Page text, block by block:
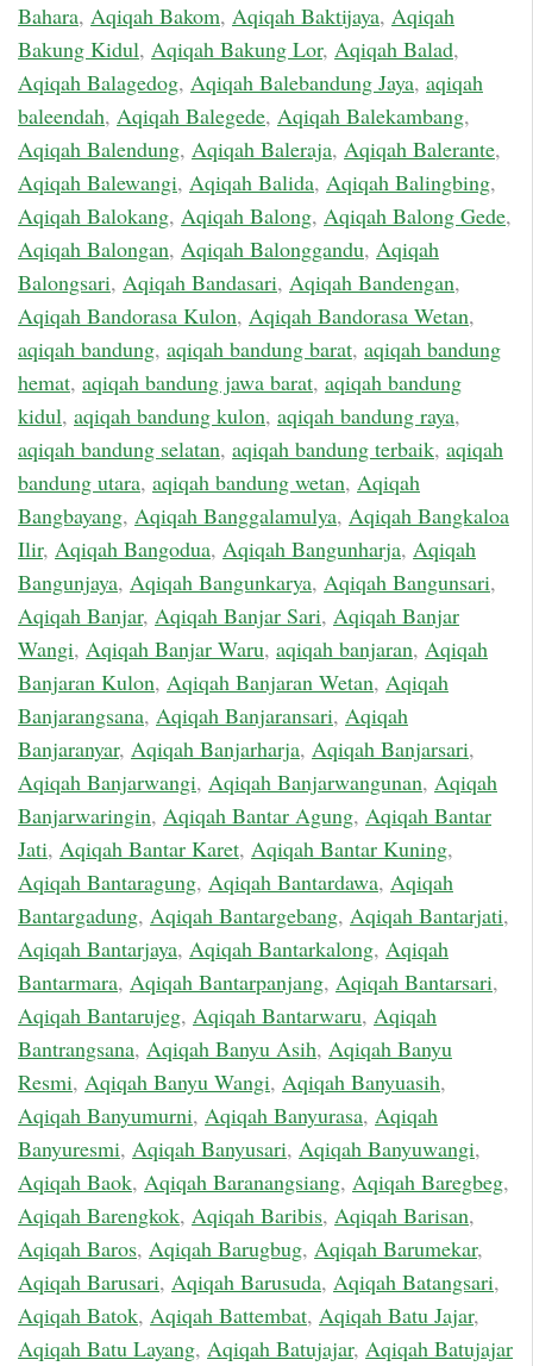
Bahara, Aqiqah Bakom, Aqiqah Baktijaya, Aqiqah
Bakung Kidul, Aqiqah Bakung Lor, Aqiqah Balad,
Aqiqah Balagedog, Aqiqah Balebandung Jaya, aqiqah
baleendah, Aqiqah Balegede, Aqiqah Balekambang,
Aqiqah Balendung, Aqiqah Baleraja, Aqiqah Balerante,
Aqiqah Balewangi, Aqiqah Balida, Aqiqah Balingbing,
Aqiqah Balokang, Aqiqah Balong, Aqiqah Balong Gede,
Aqiqah Balongan, Aqiqah Balonggandu, Aqiqah
Balongsari, Aqiqah Bandasari, Aqiqah Bandengan,
Aqiqah Bandorasa Kulon, Aqiqah Bandorasa Wetan,
aqiqah bandung, aqiqah bandung barat, aqiqah bandung
hemat, aqiqah bandung jawa barat, aqiqah bandung
kidul, aqiqah bandung kulon, aqiqah bandung raya,
aqiqah bandung selatan, aqiqah bandung terbaik, aqiqah
bandung utara, aqiqah bandung wetan, Aqiqah
Bangbayang, Aqiqah Banggalamulya, Aqiqah Bangkaloa
Ilir, Aqiqah Bangodua, Aqiqah Bangunharja, Aqiqah
Bangunjaya, Aqiqah Bangunkarya, Aqiqah Bangunsari,
Aqiqah Banjar, Aqiqah Banjar Sari, Aqiqah Banjar
Wangi, Aqiqah Banjar Waru, aqiqah banjaran, Aqiqah
Banjaran Kulon, Aqiqah Banjaran Wetan, Aqiqah
Banjarangsana, Aqiqah Banjaransari, Aqiqah
Banjaranyar, Aqiqah Banjarharja, Aqiqah Banjarsari,
Aqiqah Banjarwangi, Aqiqah Banjarwangunan, Aqiqah
Banjarwaringin, Aqiqah Bantar Agung, Aqiqah Bantar
Jati, Aqiqah Bantar Karet, Aqiqah Bantar Kuning,
Aqiqah Bantaragung, Aqiqah Bantardawa, Aqiqah
Bantargadung, Aqiqah Bantargebang, Aqiqah Bantarjati,
Aqiqah Bantarjaya, Aqiqah Bantarkalong, Aqiqah
Bantarmara, Aqiqah Bantarpanjang, Aqiqah Bantarsari,
Aqiqah Bantarujeg, Aqiqah Bantarwaru, Aqiqah
Bantrangsana, Aqiqah Banyu Asih, Aqiqah Banyu
Resmi, Aqiqah Banyu Wangi, Aqiqah Banyuasih,
Aqiqah Banyumurni, Aqiqah Banyurasa, Aqiqah
Banyuresmi, Aqiqah Banyusari, Aqiqah Banyuwangi,
Aqiqah Baok, Aqiqah Baranangsiang, Aqiqah Baregbeg,
Aqiqah Barengkok, Aqiqah Baribis, Aqiqah Barisan,
Aqiqah Baros, Aqiqah Barugbug, Aqiqah Barumekar,
Aqiqah Barusari, Aqiqah Barusuda, Aqiqah Batangsari,
Aqiqah Batok, Aqiqah Battembat, Aqiqah Batu Jajar,
Aqiqah Batu Layang, Aqiqah Batujajar, Aqiqah Batujajar